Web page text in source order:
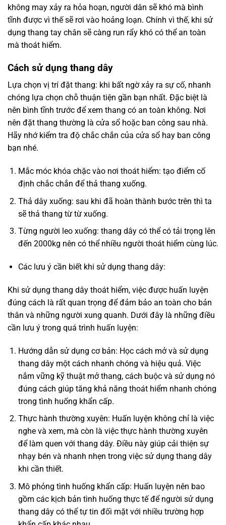
không may xảy ra hỏa hoạn, người dân sẽ khó mà bình
tĩnh được vì thế sẽ rơi vào hoảng loạn. Chính vì thế, khi sử
dụng thang tay chân sẽ càng run rẩy khó có thể an toàn
mà thoát hiểm.
Cách sử dụng thang dây
Lựa chọn vị trí đặt thang: khi bất ngờ xảy ra sự cố, nhanh
chóng lựa chọn chỗ thuận tiện gần bạn nhất. Đặc biệt là
nên bình tĩnh trước để xem thang có an toàn không. Nơi
nên đặt thang thường là cửa sổ hoặc ban công sau nhà.
Hãy nhớ kiểm tra độ chắc chắn của cửa sổ hay ban công
bạn nhé.
Mắc móc khóa chặc vào nơi thoát hiểm: tạo điểm cố
định chắc chắn để thả thang xuống.
Thả dây xuống: sau khi đã hoàn thành bước trên thì ta
sẽ thả thang từ từ xuống.
Từng người leo xuống: thang dây có thể có tải trọng lên
đến 2000kg nên có thể nhiều người thoát hiểm cùng lúc.
Các lưu ý cần biết khi sử dụng thang dây:
Khi sử dụng thang dây thoát hiểm, việc được huấn luyện
đúng cách là rất quan trọng để đảm bảo an toàn cho bản
thân và những người xung quanh. Dưới đây là những điều
cần lưu ý trong quá trình huấn luyện:
Hướng dẫn sử dụng cơ bản: Học cách mở và sử dụng
thang dây một cách nhanh chóng và hiệu quả. Việc
nắm vững kỹ thuật mở thang, cách buộc và sử dụng nó
đúng cách giúp tăng khả năng thoát hiểm nhanh chóng
trong tình huống khẩn cấp.
Thực hành thường xuyên: Huấn luyện không chỉ là việc
nghe và xem, mà còn là việc thực hành thường xuyên
để làm quen với thang dây. Điều này giúp cải thiện sự
nhạy bén và nhanh nhẹn trong việc sử dụng thang dây
khi cần thiết.
Mô phỏng tình huống khẩn cấp: Huấn luyện nên bao
gồm các kịch bản tình huống thực tế để người sử dụng
thang dây có thể tự tin đối mặt với nhiều trường hợp